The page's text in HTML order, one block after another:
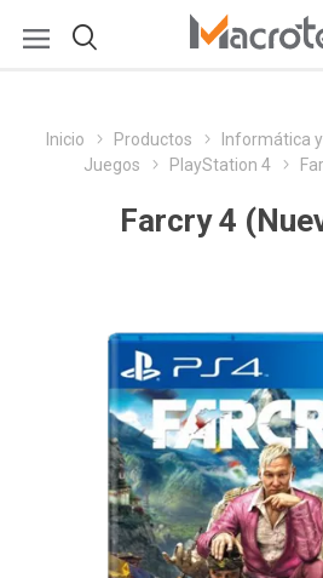
Inicio Productos Informática
Juegos
PlayStation 4
Farcry 4